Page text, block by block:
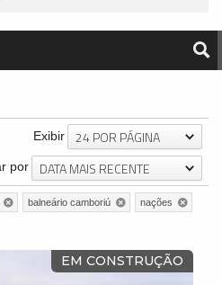
Exibir 24 POR PÁGINA
por DATA MAIS RECENTE
balneário camboriú
nações
EM CONSTRUÇÃO